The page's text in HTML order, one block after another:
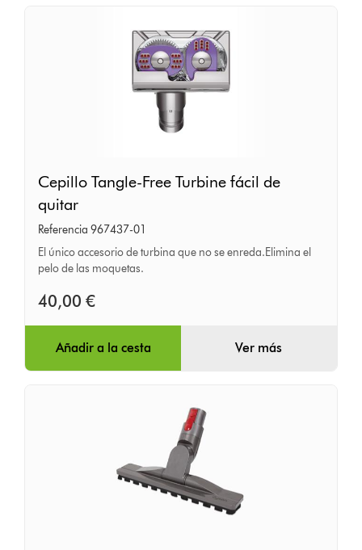
Tangle-
Free
Turbine
fácil
de
quitar
Cepillo Tangle-Free Turbine fácil de
quitar
Referencia 967437-01
El único accesorio de turbina que no se enreda.Elimina el
pelo de las moquetas.
40,00 €
Añadir a la cesta Ver más